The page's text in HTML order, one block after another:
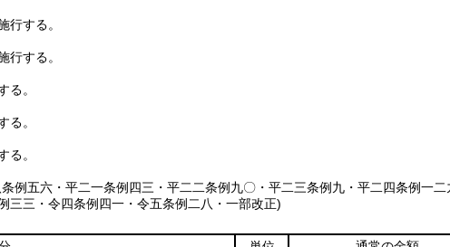
行する。
行する。
る。
る。
る。
例五六・平二一条例四三・平二二条例九〇・平二三条例九・平二四条例一
三三・令四条例四一・令五条例二八・一部改正)